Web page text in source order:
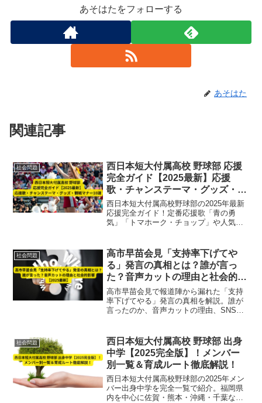
あそはたをフォローする
あそはた
関連記事
社会問題
西日本短大付属高校 野球部 応援
完全ガイド【2025最新】応援
歌・チャンステーマ・グッズ・観
戦マナー10選
西日本短大付属高校野球部の2025年最新
応援完全ガイド！定番応援歌「青の勇
気」「トマホーク・チョップ」や人気グ
社会問題
高市早苗会見「支持率下げてや
る」発言の真相とは？誰が言っ
た？音声カットの理由と社会的影
響【2025最新】
高市早苗会見で報道陣から漏れた「支持
率下げてやる」発言の真相を解説。誰が
言ったのか、音声カットの理由、SNS反
社会問題
西日本短大付属高校 野球部 出身
中学【2025完全版】！メンバー
別一覧＆育成ルート徹底解説！
西日本短大付属高校野球部の2025年メン
バー出身中学を完全一覧で紹介。福岡県
内を中心に佐賀・熊本・沖縄・千葉など